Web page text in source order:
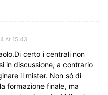
At 15:43
certo i centrali non
in discussione, a contrario
il mister. Non só di
formazione finale, ma